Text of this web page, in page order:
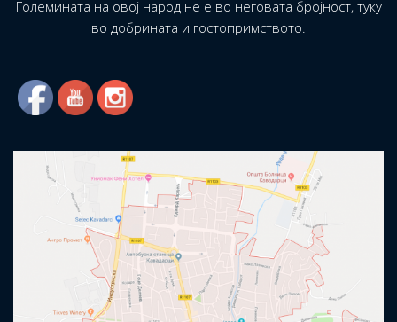
Големината на овој народ не е во неговата бројност, туку
во добрината и гостопримството.